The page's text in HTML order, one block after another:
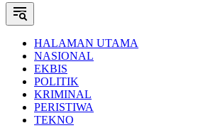
HALAMAN UTAMA
NASIONAL
EKBIS
POLITIK
KRIMINAL
PERISTIWA
TEKNO